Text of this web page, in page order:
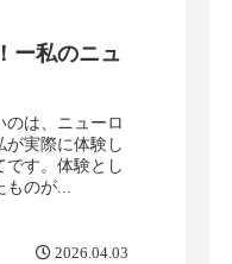
ー私のニュ
のは、ニューロ
が実際に体験し
です。体験とし
のが...
2026.04.03